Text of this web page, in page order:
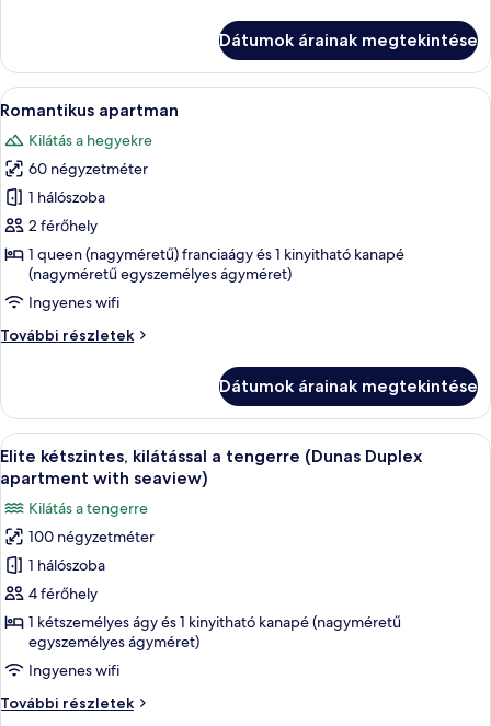
with
poolview)
medencére
(Paraiso
apartment
poolview)
további
részletei
Dátumok árainak megtekintése
A
következő
szoba
összes
képének
megtekintése:
Romantikus
apartman
Egy tetőterasz, ahol egy jakuzzi is
1
Romantikus apartman
Kilátás a hegyekre
60 négyzetméter
1 hálószoba
2 férőhely
1 queen (nagyméretű) franciaágy és 1 kinyitható kanapé
(nagyméretű egyszemélyes ágyméret)
Ingyenes wifi
További részletek
Romantikus
Dátumok árainak megtekintése
A
következő
szoba
összes
képének
megtekintése:
Elite
kétszintes,
kilátással
a
tengerre
Két, fa kerettel készült szék, melyek
20
Elite kétszintes, kilátással a tengerre (Dunas Duplex
apartment with seaview)
Kilátás a tengerre
100 négyzetméter
1 hálószoba
4 férőhely
1 kétszemélyes ágy és 1 kinyitható kanapé (nagyméretű
egyszemélyes ágyméret)
Ingyenes wifi
További részletek
Elite